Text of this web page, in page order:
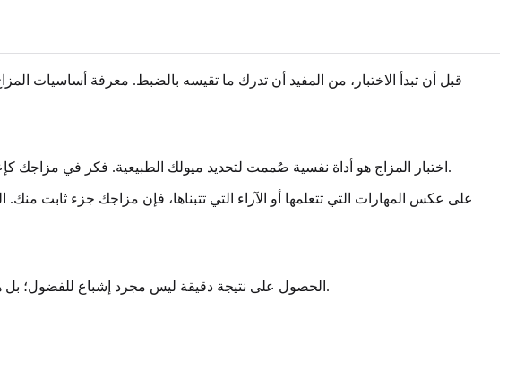
قبل أن تبدأ الاختبار، من المفيد أن تدرك ما تقيسه بالضبط. معرفة أساسيات
اختبار المزاج هو أداة نفسية صُممت لتحديد ميولك الطبيعية. فكر في مزاجك كإعدادات المصنع — الطريقة التي وُلدت بها لتستجيب للعالم. يؤثر ذلك على مستويات طاقتك، شدة عواطفك، ومزاجك العام.
على عكس المهارات التي تتعلمها أو الآراء التي تتبناها، فإن مزاجك جزء ثابت
الحصول على نتيجة دقيقة ليس مجرد إشباع للفضول؛ طبيعتك بدلاً من ضدها.